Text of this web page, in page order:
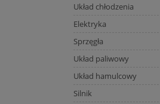
Układ chłodzenia
Elektryka
Sprzęgła
Układ paliwowy
Układ hamulcowy
Silnik